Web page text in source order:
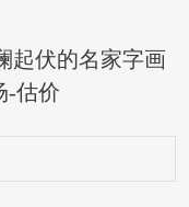
起伏的名家字画
-估价